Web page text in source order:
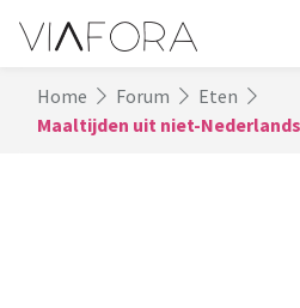
Home Forum
Eten
Maaltijden uit niet-